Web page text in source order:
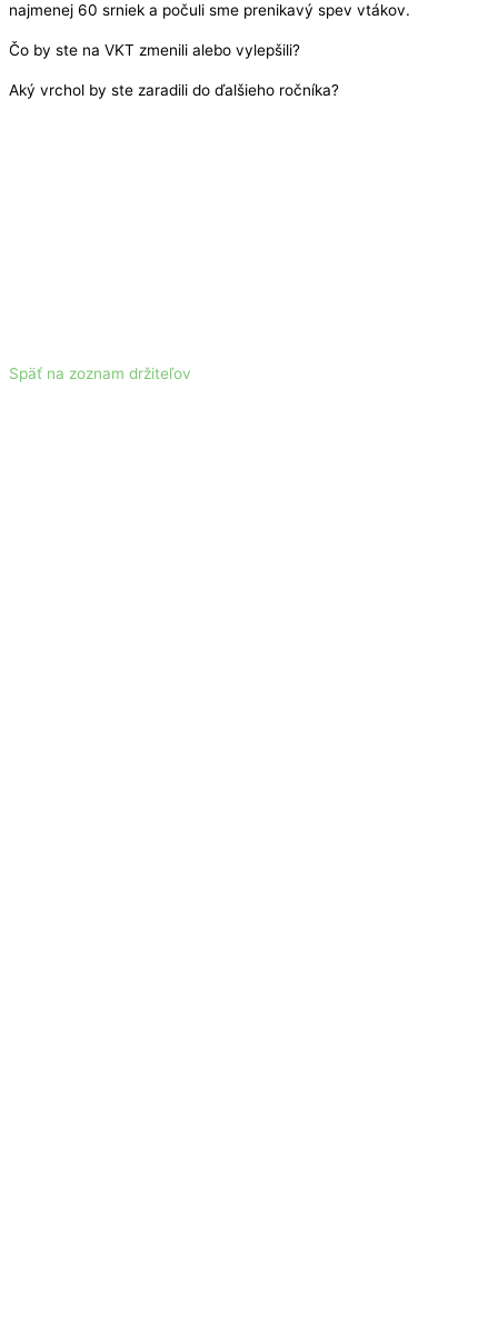
najmenej 60 srniek a počuli sme prenikavý spev vtákov.
Čo by ste na VKT zmenili alebo vylepšili?
Aký vrchol by ste zaradili do ďalšieho ročníka?
Späť na zoznam držiteľov